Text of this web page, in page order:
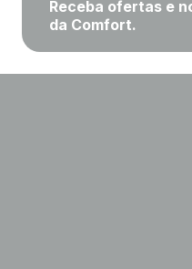
Receba ofertas e
da Comfort.